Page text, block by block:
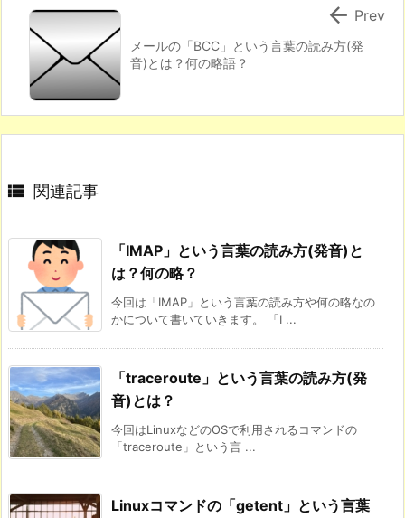
メールの「BCC」という言葉の読み方(発
音)とは？何の略語？
 Prev
 関連記事
「IMAP」という言葉の読み方(発音)と
は？何の略？
今回は「IMAP」という言葉の読み方や何の略なの
かについて書いていきます。 「I ...
「traceroute」という言葉の読み方(発
音)とは？
今回はLinuxなどのOSで利用されるコマンドの
「traceroute」という言 ...
Linuxコマンドの「getent」という言葉